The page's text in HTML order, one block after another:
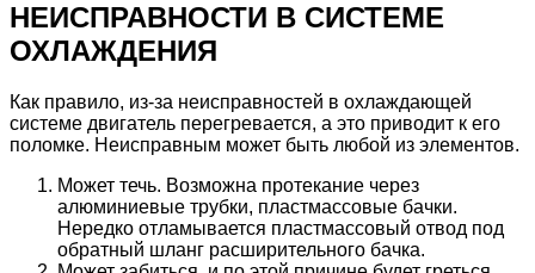
НЕИСПРАВНОСТИ В СИСТЕМЕ
ОХЛАЖДЕНИЯ
Как правило, из-за неисправностей в охлаждающей
системе двигатель перегревается, а это приводит к его
поломке. Неисправным может быть любой из элементов.
Может течь. Возможна протекание через
алюминиевые трубки, пластмассовые бачки.
Нередко отламывается пластмассовый отвод под
обратный шланг расширительного бачка.